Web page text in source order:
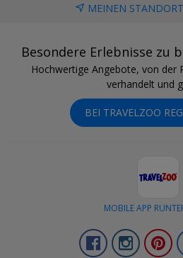
MEINEN
Besondere Erlebnisse zu
Hochwertige Angebote, von der
verhandelt und
BEI TRAVELZOO
MOBILE APP
Facebook